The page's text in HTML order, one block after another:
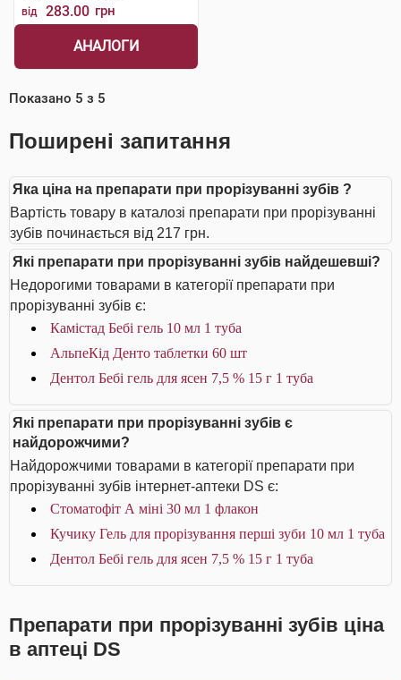
від 283.00 грн
АНАЛОГИ
Показано 5 з 5
Поширені запитання
Яка ціна на препарати при прорізуванні зубів ?
Вартість товару в каталозі препарати при прорізуванні
зубів починається від 217 грн.
Які препарати при прорізуванні зубів найдешевші?
Недорогими товарами в категорії препарати при
прорізуванні зубів є:
Камістад Бебі гель 10 мл 1 туба
АльпеКід Денто таблетки 60 шт
Дентол Бебі гель для ясен 7,5 % 15 г 1 туба
Які препарати при прорізуванні зубів є
найдорожчими?
Найдорожчими товарами в категорії препарати при
прорізуванні зубів інтернет-аптеки DS є:
Стоматофіт А міні 30 мл 1 флакон
Кучику Гель для прорізування перші зуби 10 мл 1 туба
Дентол Бебі гель для ясен 7,5 % 15 г 1 туба
Препарати при прорізуванні зубів ціна
в аптеці DS